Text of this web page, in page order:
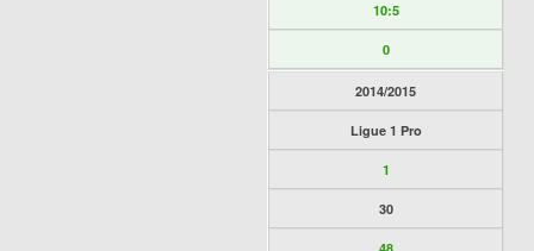
10:5
0
2014/2015
Ligue 1 Pro
1
30